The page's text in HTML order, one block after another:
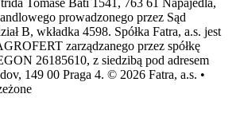
Tomáše Bati 1541, 763 61 Napajedla,
prowadzonego przez Sąd
B, wkładka 4598. Spółka Fatra, a.s. jest
zarządzanego przez spółkę
26185610, z siedzibą pod adresem
149 00 Praga 4. © 2026 Fatra, a.s. •